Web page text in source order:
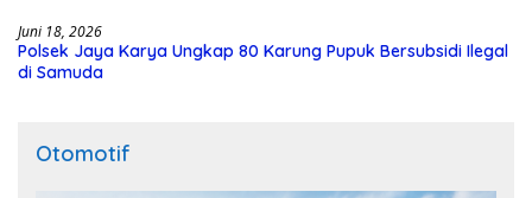
Juni 18, 2026
Polsek Jaya Karya Ungkap 80 Karung Pupuk Bersubsidi Ilegal
di Samuda
Otomotif